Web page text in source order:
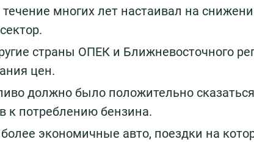
многих лет настаивал на
страны ОПЕК и Ближневосточного
цен.
должно было положительно
к потреблению бензина.
экономичные авто, поездки на